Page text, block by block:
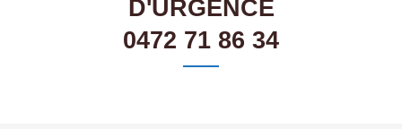
D'URGENCE
0472 71 86 34